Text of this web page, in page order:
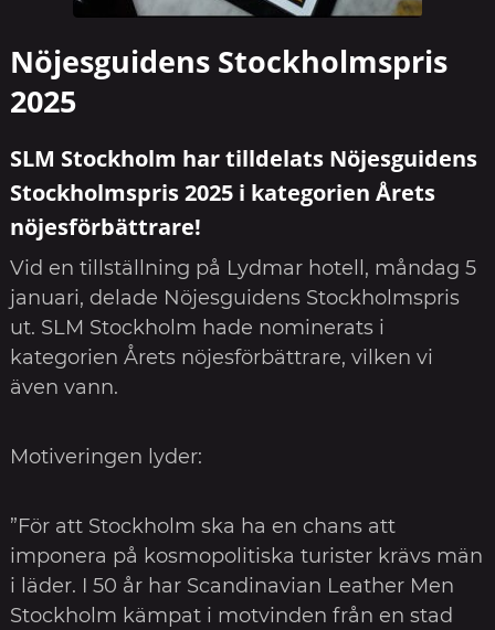
Nöjesguidens Stockholmspris
2025
SLM Stockholm har tilldelats Nöjesguidens
Stockholmspris 2025 i kategorien Årets
nöjesförbättrare!
Vid en tillställning på Lydmar hotell, måndag 5
januari, delade Nöjesguidens Stockholmspris
ut. SLM Stockholm hade nominerats i
kategorien Årets nöjesförbättrare, vilken vi
även vann.
Motiveringen lyder:
”För att Stockholm ska ha en chans att
imponera på kosmopolitiska turister krävs män
i läder. I 50 år har Scandinavian Leather Men
Stockholm kämpat i motvinden från en stad